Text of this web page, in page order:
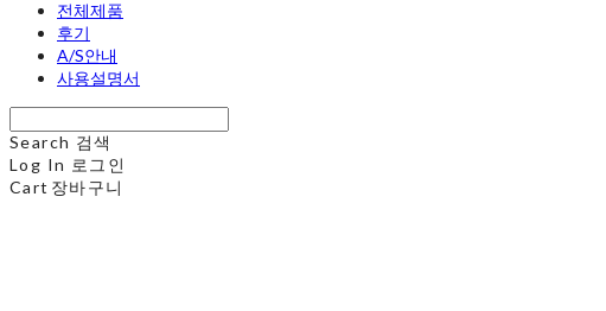
전체제품
후기
A/S안내
사용설명서
Search 검색
Log In 로그인
Cart 장바구니